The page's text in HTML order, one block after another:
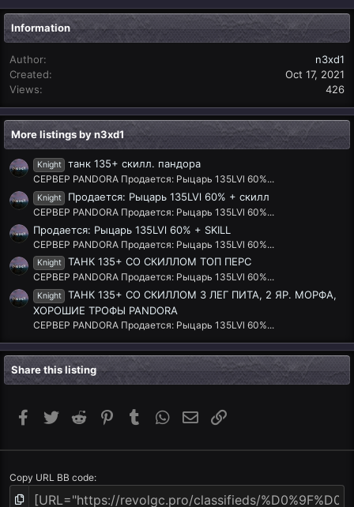
Information
Author
n3xd1
Created
Oct 17, 2021
Views
426
More listings by n3xd1
Knight танк 135+ скилл. пандора
СЕРВЕР PANDORA Продается: Рыцарь 135LVl 60%...
Knight Продается: Рыцарь 135LVl 60% + скилл
СЕРВЕР PANDORA Продается: Рыцарь 135LVl 60%...
Продается: Рыцарь 135LVl 60% + SKILL
СЕРВЕР PANDORA Продается: Рыцарь 135LVl 60%...
Knight ТАНК 135+ СО СКИЛЛОМ ТОП ПЕРС
СЕРВЕР PANDORA Продается: Рыцарь 135LVl 60%...
Knight
ТАНК 135+ СО СКИЛЛОМ 3 ЛЕГ ПИТА, 2 ЯР. МОРФА,
ХОРОШИЕ ТРОФЫ PANDORA
СЕРВЕР PANDORA Продается: Рыцарь 135LVl 60%...
Share this listing
Facebook
TwitterReddit PinterestTumblr WhatsApp
Email Link
Copy URL BB code